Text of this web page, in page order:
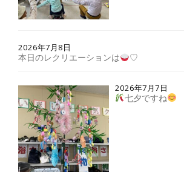
2026年7月8日
本日のレクリエーションは ♡
2026年7月7日
七夕ですね